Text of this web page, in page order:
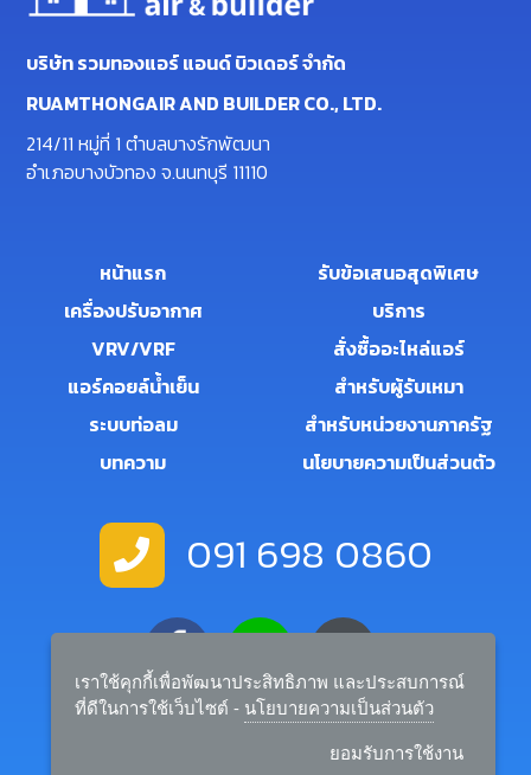
บริษัท รวมทองแอร์ แอนด์ บิวเดอร์ จำกัด
RUAMTHONGAIR AND BUILDER CO., LTD.
214/11 หมู่ที่ 1 ตำบลบางรักพัฒนา
อำเภอบางบัวทอง จ.นนทบุรี 11110
หน้าแรก
เครื่องปรับอากาศ
VRV/VRF
แอร์คอยล์น้ำเย็น
ระบบท่อลม
บทความ
รับข้อเสนอสุดพิเศษ
บริการ
สั่งซื้ออะไหล่แอร์
สำหรับผู้รับเหมา
สำหรับหน่วยงานภาครัฐ
นโยบายความเป็นส่วนตัว
091 698 0860
salemanager.rtairandbuilder@gmail.com
เราใช้คุกกี้เพื่อพัฒนาประสิทธิภาพ และประสบการณ์
ที่ดีในการใช้เว็บไซต์ - นโยบายความเป็นส่วนตัว
ยอมรับการใช้งาน